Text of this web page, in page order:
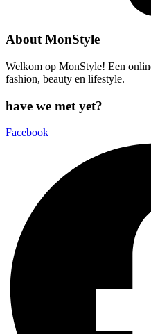
About MonStyle
Welkom op MonStyle! Een
fashion, beauty en lifestyle.
have we met yet?
Facebook